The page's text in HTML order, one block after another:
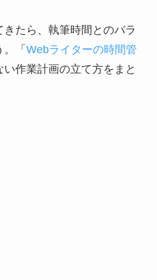
たら、執筆時間とのバラ
「 Webライターの時間管
作業計画の立て方をまと